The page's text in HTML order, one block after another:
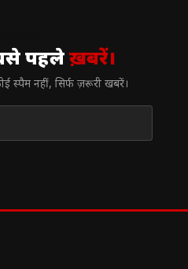
पहलेख़बरें।
स्पैम नहीं, सिर्फ ज़रूरी खबरें।